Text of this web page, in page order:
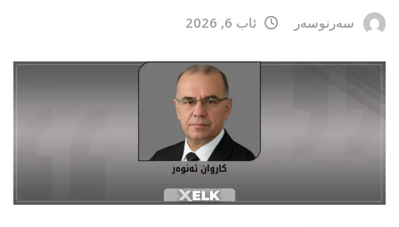
سەرنوسەر ئاب 6, 2026